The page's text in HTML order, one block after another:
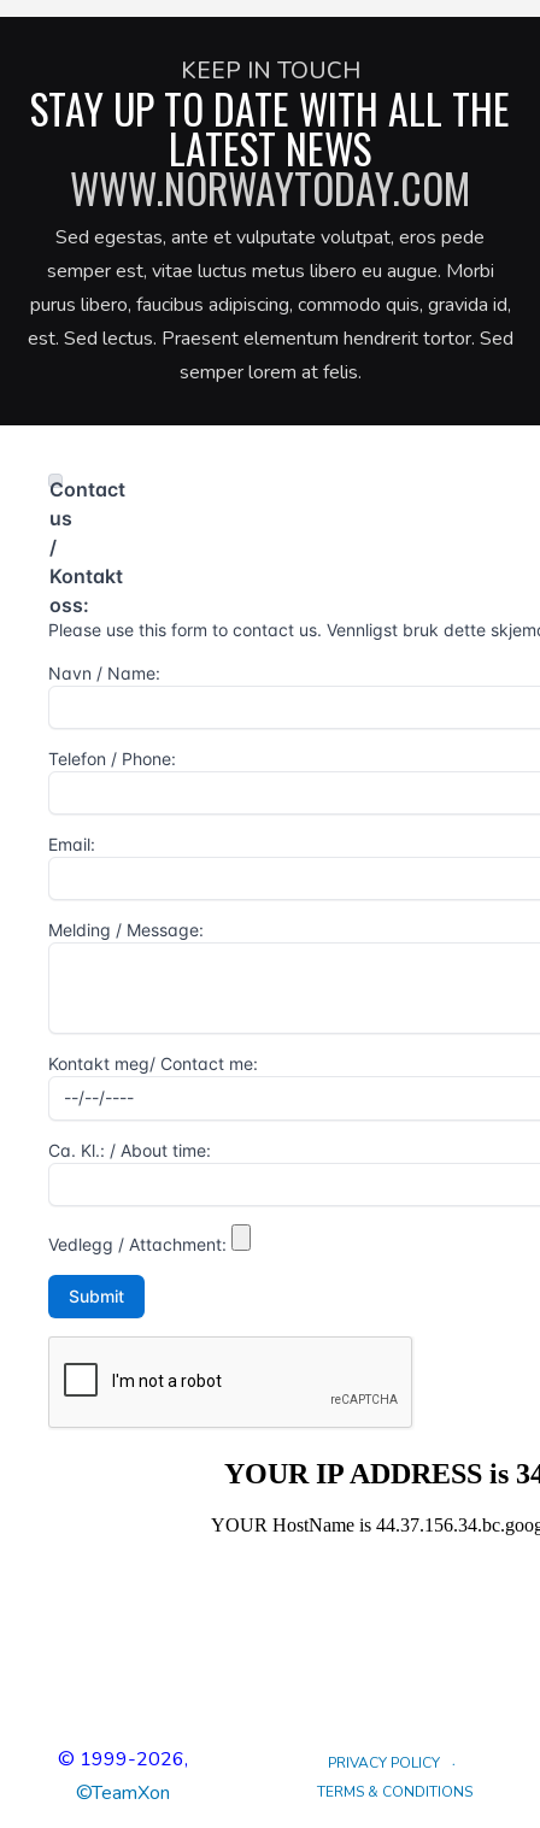
KEEP IN TOUCH
STAY UP TO DATE WITH ALL THE
LATEST NEWS
WWW.NORWAYTODAY.COM
Sed egestas, ante et vulputate volutpat, eros pede
semper est, vitae luctus metus libero eu augue. Morbi
purus libero, faucibus adipiscing, commodo quis, gravida id,
est. Sed lectus. Praesent elementum hendrerit tortor. Sed
semper lorem at felis.
© 1999-2026,
©TeamXon
PRIVACY POLICY
TERMS & CONDITIONS